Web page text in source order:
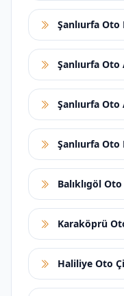
Şanlıurfa
Şanlıurfa
Şanlıurfa Oto
Şanlıurfa Oto
Balıklıgöl
Karaköprü
Haliliye Oto